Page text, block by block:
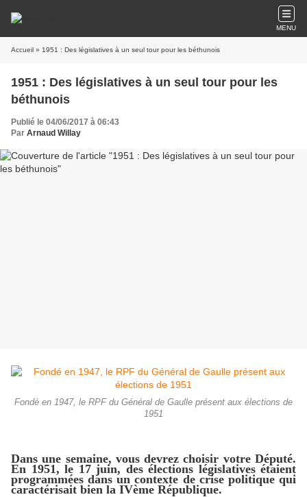
MENU
Accueil » 1951 : Des législatives à un seul tour pour les béthunois
1951 : Des législatives à un seul tour pour les
béthunois
Publié le 04/06/2017 à 06:43
Par Arnaud Willay
Fondé en 1947, le RPF du Général de Gaulle présent aux élections de
1951
Dans une semaine, vous devrez choisir votre Député.
En 1951, le 17 juin, des élections législatives étaient
programmées dans un contexte de crise politique qui
caractérisait bien la IVème République.